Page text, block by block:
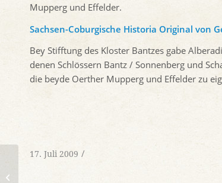
Mupperg und Effelder.
Sachsen-Coburgische Historia Original von
Bey Stifftung des Kloster Bantzes gabe
denen Schlössern Bantz / Sonnenberg und
die beyde Oerther Mupperg und Effelder zu
17. Juli 2009 /